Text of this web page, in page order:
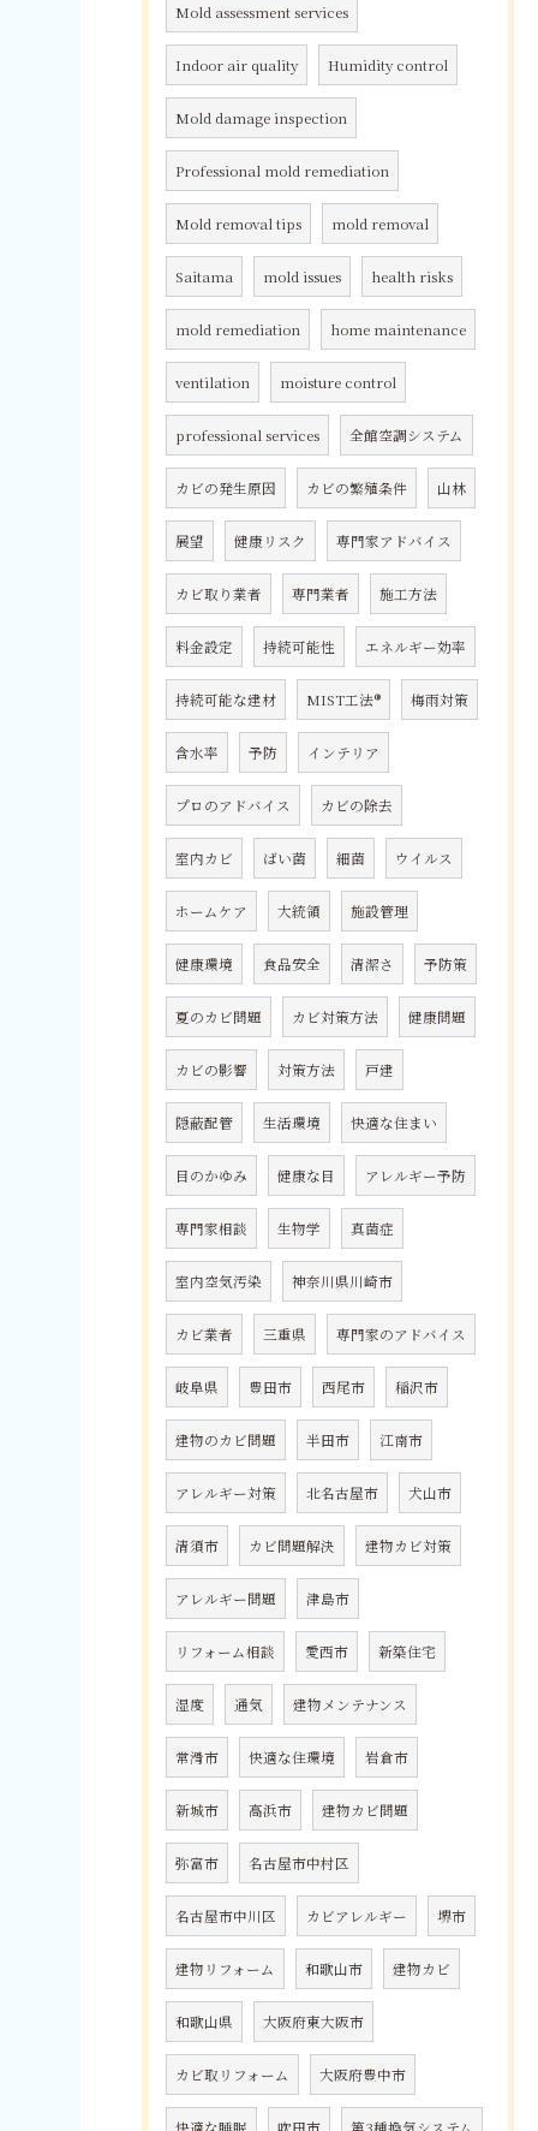
Mold assessment services
Indoor air quality Humidity control
Mold damage inspection
Professional mold remediation
Mold removal tips mold removal
Saitama mold issues health risks
mold remediation home maintenance
ventilation moisture control
professional services 全館空調システム
カビの発生原因 カビの繁殖条件 山林
展望 健康リスク 専門家アドバイス
カビ取り業者 専門業者 施工方法
料金設定 持続可能性 エネルギー効率
持続可能な建材 MIST工法® 梅雨対策
含水率 予防 インテリア
プロのアドバイス カビの除去
室内カビ ばい菌 細菌 ウイルス
ホームケア 大統領 施設管理
健康環境 食品安全 清潔さ 予防策
夏のカビ問題 カビ対策方法 健康問題
カビの影響 対策方法 戸建
隠蔽配管 生活環境 快適な住まい
目のかゆみ 健康な目 アレルギー予防
専門家相談 生物学 真菌症
室内空気汚染 神奈川県川崎市
カビ業者 三重県 専門家のアドバイス
岐阜県 豊田市 西尾市 稲沢市
建物のカビ問題 半田市 江南市
アレルギー対策 北名古屋市 犬山市
清須市 カビ問題解決 建物カビ対策
アレルギー問題 津島市
リフォーム相談 愛西市 新築住宅
湿度 通気 建物メンテナンス
常滑市 快適な住環境 岩倉市
新城市 高浜市 建物カビ問題
弥富市 名古屋市中村区
名古屋市中川区 カビアレルギー 堺市
建物リフォーム 和歌山市 建物カビ
和歌山県 大阪府東大阪市
カビ取リフォーム 大阪府豊中市